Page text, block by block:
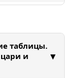
таблицы.
и
▾